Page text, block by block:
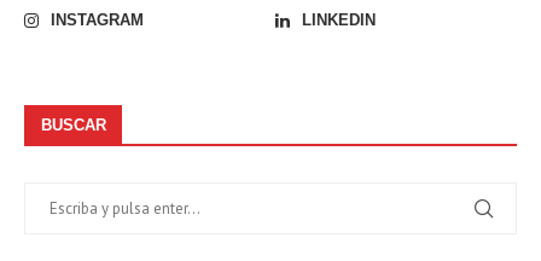
INSTAGRAM
LINKEDIN
BUSCAR